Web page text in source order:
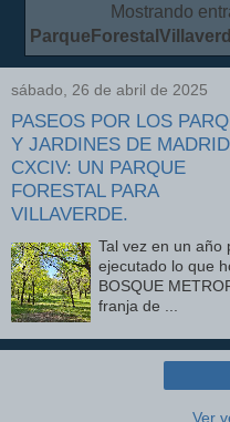
Mostrando
sábado, 26 de abril de 2025
PASEOS POR LOS
Y JARDINES DE MADRID
CXCIV: UN PARQUE
FORESTAL PARA
VILLAVERDE.
Tal vez en un
ejecutado lo que
BOSQUE
franja de ...
Ver